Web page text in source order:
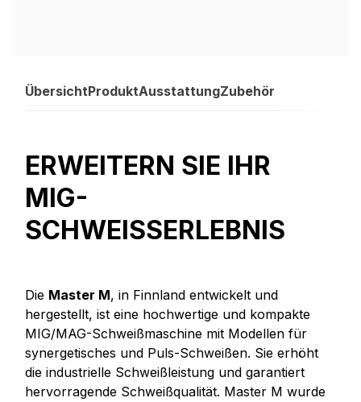
ÜbersichtProduktAusstattungZubehör
ERWEITERN SIE IHR
MIG-
SCHWEISSERLEBNIS
Die Master M, in Finnland entwickelt und
hergestellt, ist eine hochwertige und kompakte
MIG/MAG-Schweißmaschine mit Modellen für
synergetisches und Puls-Schweißen. Sie erhöht
die industrielle Schweißleistung und garantiert
hervorragende Schweißqualität. Master M wurde